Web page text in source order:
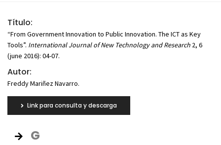
Título:
“From Government Innovation to Public Innovation. The ICT as Key
Tools”. International Journal of New Technology and Research 2, 6
(june 2016): 04-07.
Autor:
Freddy Mariñez Navarro.
Link para consulta y descarga
G